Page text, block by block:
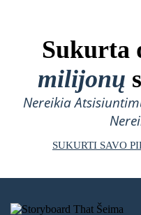
Sukurta
milijonų
Nereikia
SUKURTI SAVO